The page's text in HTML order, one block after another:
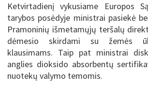
Ketvirtadienį vykusiame Europos
tarybos posėdyje ministrai pasiekė
Pramoninių išmetamųjų teršalų
dėmesio skirdami su žemės
klausimams. Taip pat ministrai
anglies dioksido absorbentų
nuotekų valymo temomis.